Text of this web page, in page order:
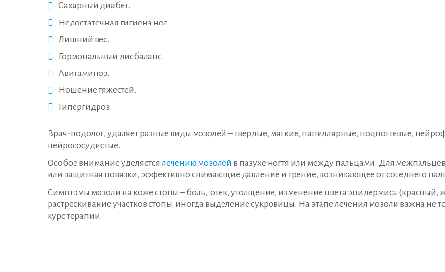
Сахарный диабет.
Недостаточная гигиена ног.
Лишний вес.
Гормональный дисбаланс.
Авитаминоз.
Ношение тяжестей.
Гипергидроз.
Врач-подолог, удаляет разные виды мозолей – твердые, мягкие, папиллярные, подногтевые,
нейрососудистые.
Особое внимание уделяетсялечению мозолей в пазухе ногтя или между пальцами. Для
или защитная повязки, эффективно снимающие давление и трение, возникающее от соседнего
Симптомы мозоли на коже стопы – боль, отек, утолщение, изменение цвета эпидермиса (красный,
растрескивание участков стопы, иногда выделение сукровицы. На этапе лечения мозоли важна
курс терапии.